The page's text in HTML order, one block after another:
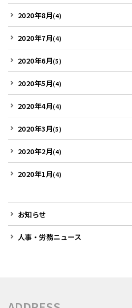
2020年8月(4)
2020年7月(4)
2020年6月(5)
2020年5月(4)
2020年4月(4)
2020年3月(5)
2020年2月(4)
2020年1月(4)
お知らせ
人事・労務ニュース